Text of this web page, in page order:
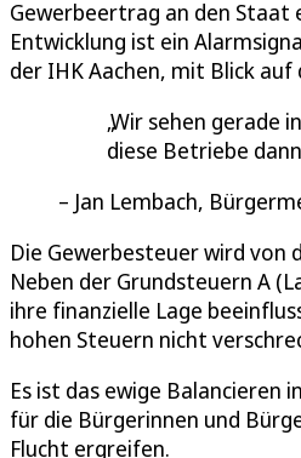
Gewerbeertrag an den Staat
Entwicklung ist ein
der IHK Aachen, mit Blick auf
Wir sehen gerade
diese Betriebe
Jan Lembach,
Die Gewerbesteuer wird von
Neben der Grundsteuern A
ihre finanzielle Lage
hohen Steuern nicht
Es ist das ewige Balancieren
für die Bürgerinnen und
Flucht ergreifen.